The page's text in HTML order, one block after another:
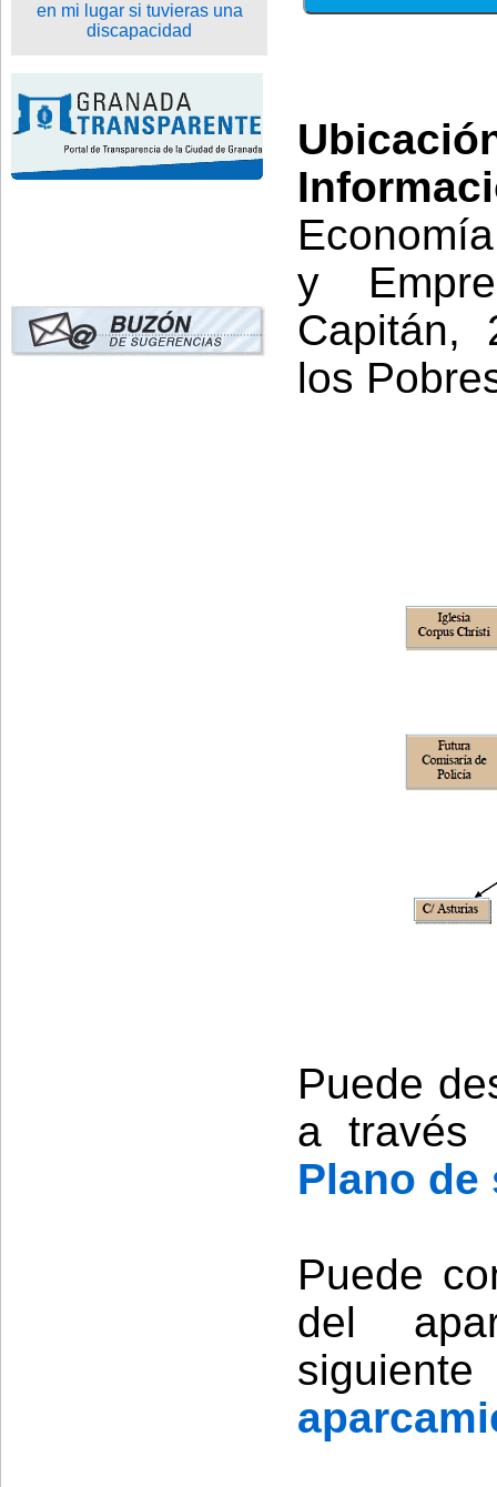
y
Capitán,
los
Puede
a través
Plano
Puede
del